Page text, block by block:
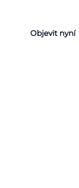
Objevit nyní